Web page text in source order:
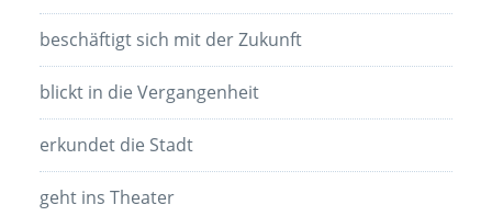
beschäftigt sich mit der Zukunft
blickt in die Vergangenheit
erkundet die Stadt
geht ins Theater